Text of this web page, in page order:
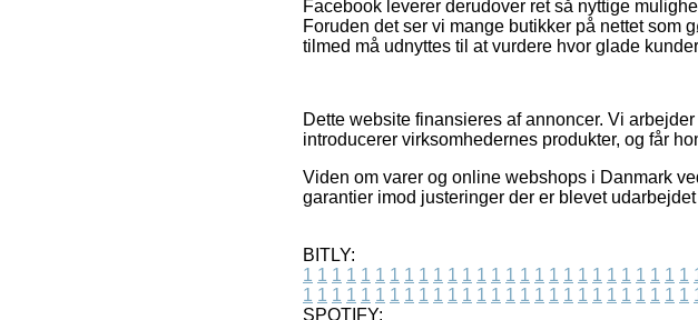
Facebook leverer derudover ret så nyttige
Foruden det ser vi mange butikker på nettet som
tilmed må udnyttes til at vurdere hvor glade
Dette website finansieres af annoncer. Vi
introducerer virksomhedernes produkter, og får
Viden om varer og online webshops i Danmark
garantier imod justeringer der er blevet
BITLY:
1 1 1 1 1 1 1 1 1 1 1 1 1 1 1 1 1 1 1 1 1 1 1 1 1 1 1
1 1 1 1 1 1 1 1 1 1 1 1 1 1 1 1 1 1 1 1 1 1 1 1 1 1 1
SPOTIFY: